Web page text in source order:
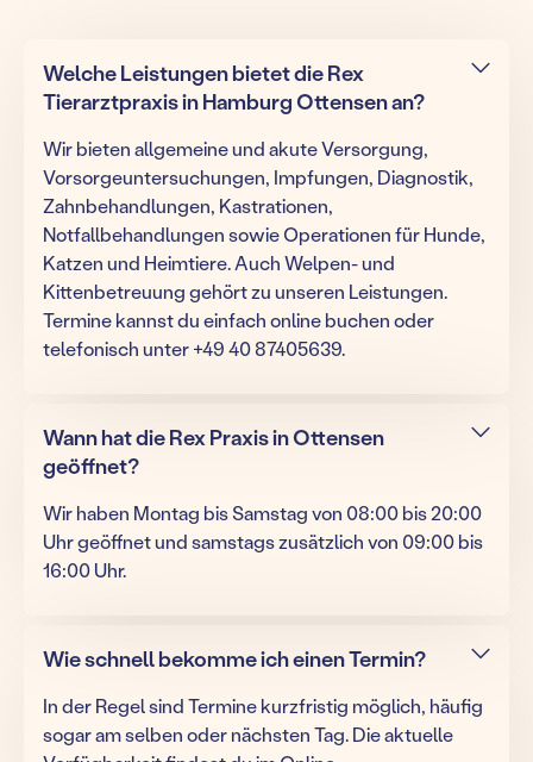
Welche Leistungen bietet die Rex
Tierarztpraxis in Hamburg Ottensen an?
Wir bieten allgemeine und akute Versorgung,
Vorsorgeuntersuchungen, Impfungen, Diagnostik,
Zahnbehandlungen, Kastrationen,
Notfallbehandlungen sowie Operationen für Hunde,
Katzen und Heimtiere. Auch Welpen- und
Kittenbetreuung gehört zu unseren Leistungen.
Termine kannst du einfach online buchen oder
telefonisch unter +49 40 87405639.
Wann hat die Rex Praxis in Ottensen
geöffnet?
Wir haben Montag bis Samstag von 08:00 bis 20:00
Uhr geöffnet und samstags zusätzlich von 09:00 bis
16:00 Uhr.
Wie schnell bekomme ich einen Termin?
In der Regel sind Termine kurzfristig möglich, häufig
sogar am selben oder nächsten Tag. Die aktuelle